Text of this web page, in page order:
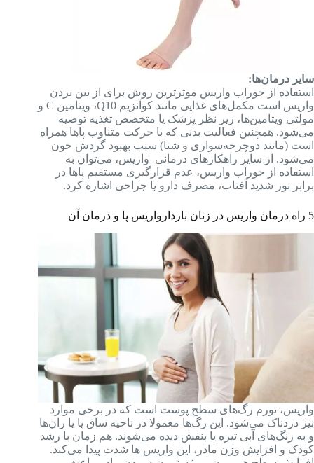
سایر درمان‌ها:
استفاده از جوراب واریس موثرترین روش برای از بین بردن
واریس است مکمل‌های غذایی مانند کوآنزیم Q10، ویتامین C و
مولتی ویتامین‌ها، زیر نظر پزشک یا متخصص تغذیه توصیه
می‌شود. همچنین فعالیت بدنی که با حرکت متناوب پاها همراه
است (مانند دوچرخه‌سواری و شنا) سبب بهبود گردش خون
می‌شود. از سایر راهکارهای درمانی واریس، می‌توان به
استفاده از جوراب واریس، عدم قرارگیری مستقیم پاها در
برابر نور شدید آفتاب، مصرف دارو یا جراحی اشاره کرد.
5 راه درمان واریس در زنان باردار واریس پا و درمان آن
واریس، تورم رگ‌های سطح پوست است که در برخی موارد
نیز دردناک می‌شود. این رگ‌ها معمولا در ناحیه ساق پا یا ران‌ها
و به رنگ‌های آبی تیره یا بنفش دیده می‌شوند. هم ‌زمان با رشد
کودک و افزایش وزن مادر، این واریس ‌ها شدت پیدا می‌کند.